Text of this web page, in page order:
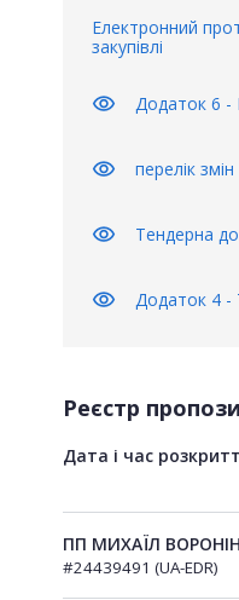
Електронний
закупівлі
visibility Додаток 6 -
visibility перелік
visibility Тендерна
visibility Додаток 4 -
Реєстр
Дата і час
ПП МИХАЇЛ
#24439491 (UA-EDR)